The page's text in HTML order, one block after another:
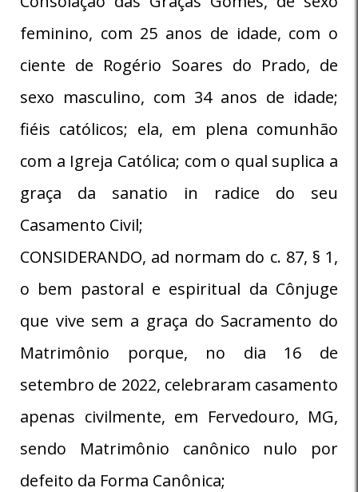
feminino, com 25 anos de idade, com o
ciente de Rogério Soares do Prado, de
sexo masculino, com 34 anos de idade;
fiéis católicos; ela, em plena comunhão
com a Igreja Católica; com o qual suplica a
graça da sanatio in radice do seu
Casamento Civil;
CONSIDERANDO, ad normam do c. 87, § 1,
o bem pastoral e espiritual da Cônjuge
que vive sem a graça do Sacramento do
Matrimônio porque, no dia 16 de
setembro de 2022, celebraram casamento
apenas civilmente, em Fervedouro, MG,
sendo Matrimônio canônico nulo por
defeito da Forma Canônica;